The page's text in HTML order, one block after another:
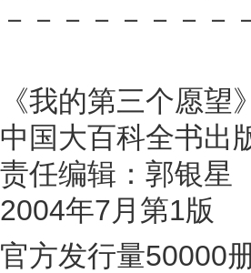
－－－－－－－－
《我的第三个愿望》
中国大百科全书出
责任编辑：郭银星
2004年7月第1版
官方发行量50000